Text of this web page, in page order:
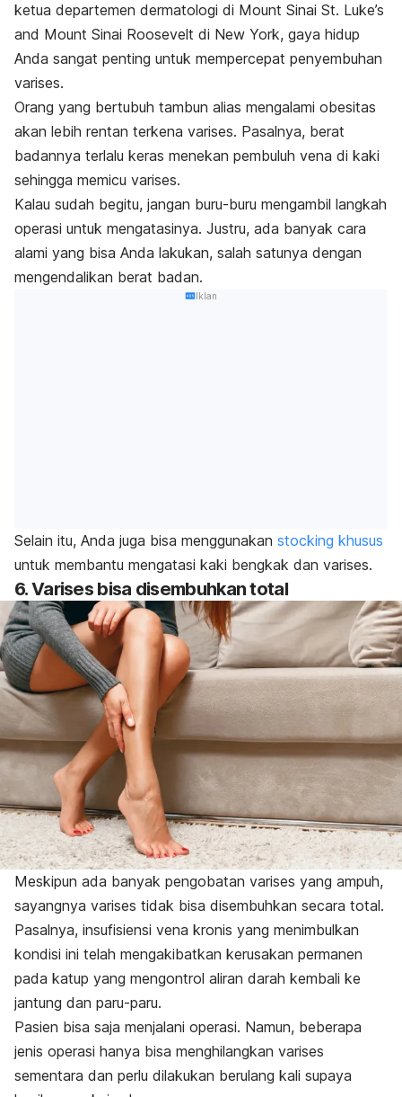
ketua departemen dermatologi di Mount Sinai St. Luke’s
and Mount Sinai Roosevelt di New York, gaya hidup
Anda sangat penting untuk mempercepat penyembuhan
varises.
Orang yang bertubuh tambun alias mengalami obesitas
akan lebih rentan terkena varises. Pasalnya, berat
badannya terlalu keras menekan pembuluh vena di kaki
sehingga memicu varises.
Kalau sudah begitu, jangan buru-buru mengambil langkah
operasi untuk mengatasinya. Justru, ada banyak cara
alami yang bisa Anda lakukan, salah satunya dengan
mengendalikan berat badan.
Iklan
Selain itu, Anda juga bisa menggunakan stocking khusus
untuk membantu mengatasi kaki bengkak dan varises.
6. Varises bisa disembuhkan total
Meskipun ada banyak pengobatan varises yang ampuh,
sayangnya varises tidak bisa disembuhkan secara total.
Pasalnya, insufisiensi vena kronis yang menimbulkan
kondisi ini telah mengakibatkan kerusakan permanen
pada katup yang mengontrol aliran darah kembali ke
jantung dan paru-paru.
Pasien bisa saja menjalani operasi. Namun, beberapa
jenis operasi hanya bisa menghilangkan varises
sementara dan perlu dilakukan berulang kali supaya